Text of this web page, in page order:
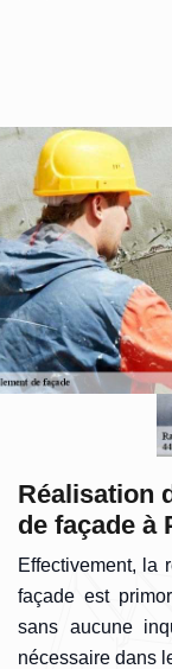
Réalisation
de façade à
Effectivement, la
façade est
sans aucune
nécessaire dans